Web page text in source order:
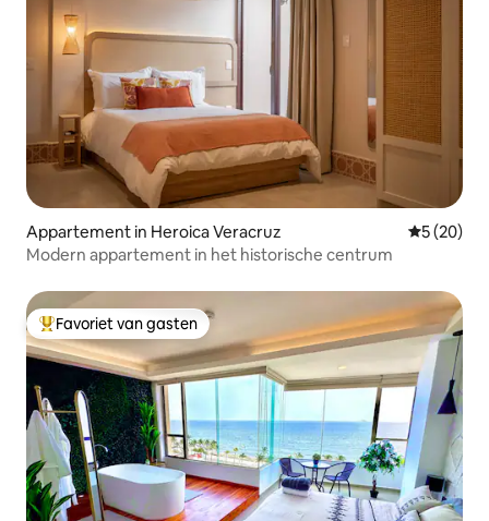
Appartement in Heroica Veracruz
5 (20)
Modern appartement in het historische centrum
Topfavoriet van gasten
Favoriet van gasten